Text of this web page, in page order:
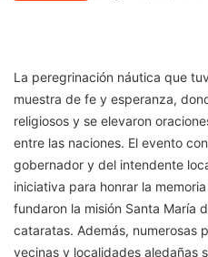
La peregrinación náutica que
muestra de fe y esperanza,
religiosos y se elevaron
entre las naciones. El evento
gobernador y del intendente
iniciativa para honrar la
fundaron la misión Santa María
cataratas. Además, numerosas
vecinas y localidades aledañas